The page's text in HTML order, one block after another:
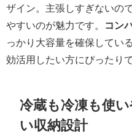
ザイン。主張しすぎないの
やすいのが魅力です。
コン
っかり大容量を確保してい
効活用したい方にぴったりで
冷蔵も冷凍も使
い収納設計